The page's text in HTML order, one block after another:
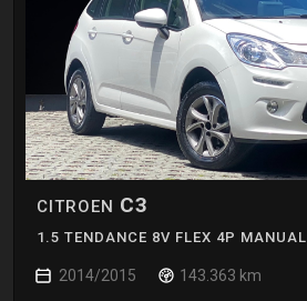
CITROEN C3
1.5 TENDANCE 8V FLEX 4P MANUAL
2014/2015 143.363 km